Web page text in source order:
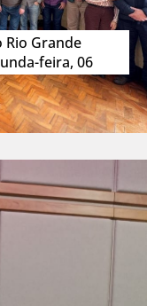
Rio Grande
feira, 06